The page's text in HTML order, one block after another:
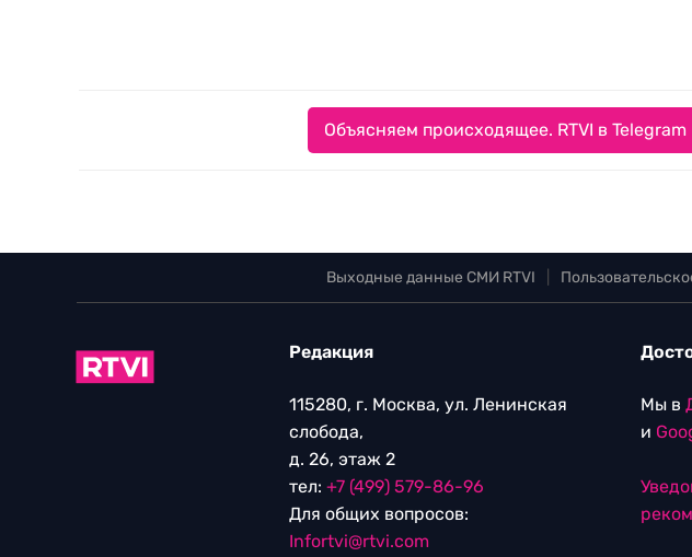
Объясняем происходящее. RTVI в Telegram
Выходные данные СМИ RTVI
Редакция
115280, г. Москва, ул. Ленинская
слобода,
д. 26, этаж 2
тел: +7 (499) 579-86-96
Для общих вопросов:
Infortvi@rtvi.com
Мы в
и